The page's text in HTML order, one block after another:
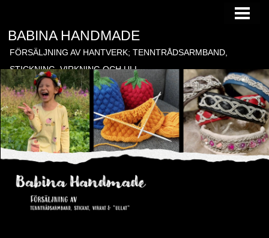
TILL FÖRSÄLJNING
BLOGG
GÄSTBOK
KONTAKT
BONADER
BABINA HANDMADE
FÖRSÄLJNING AV HANTVERK; TENNTRÅDSARMBAND,
STICKNING, VIRKNING OCH ULL